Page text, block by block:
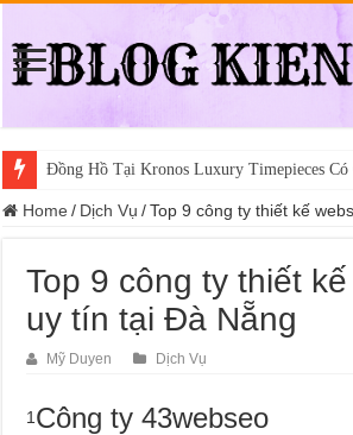
Đồng Hồ Tại Kronos Luxury Timepieces Có
Home / Dịch Vụ / Top 9 công ty thiết kế
Top 9 công ty thiết
uy tín tại Đà Nẵng
Mỹ Duyen Dịch Vụ
1 Công ty 43webseo